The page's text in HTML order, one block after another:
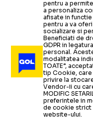
pentru a
a personaliza
afisate in
pentru a va
socializare si
Beneficiati de
GDPR in
personal.
modalitatea
TOATE”,
tip Cookie, care
privire la
Vendor-ii cu
MODIFIC
preferintele in
de cookie strict
website-ului.